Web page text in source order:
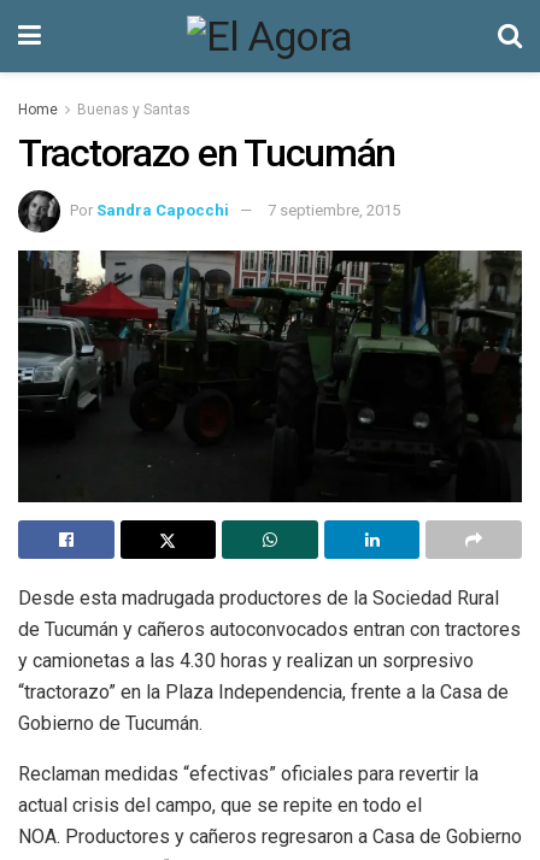
Home Buenas y Santas
Tractorazo en Tucumán
Por Sandra Capocchi 7 septiembre, 2015
Desde esta madrugada productores de la Sociedad Rural
de Tucumán y cañeros autoconvocados entran con tractores
y camionetas a las 4.30 horas y realizan un sorpresivo
“tractorazo” en la Plaza Independencia, frente a la Casa de
Gobierno de Tucumán.
Reclaman medidas “efectivas” oficiales para revertir la
actual crisis del campo, que se repite en todo el
NOA. Productores y cañeros regresaron a Casa de Gobierno